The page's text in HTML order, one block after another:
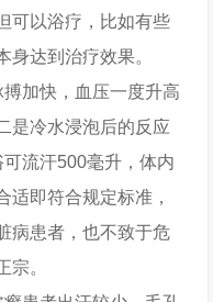
可以浴疗，比如有些
身达到治疗效果。
加快，血压一度升高
是冷水浸泡后的反应
流汗500毫升，体内
适即符合规定标准，
病患者，也不致于危
宗。